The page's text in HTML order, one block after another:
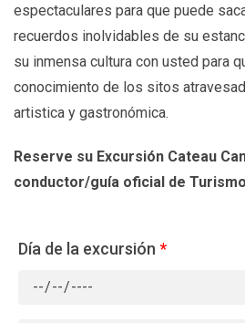
espectaculares para que puede
recuerdos inolvidables de su
su inmensa cultura con usted para
conocimiento de los sitos
artistica y gastronómica.
Reserve su Excursión Cateau
conductor/guía oficial de
Día de la excursión *